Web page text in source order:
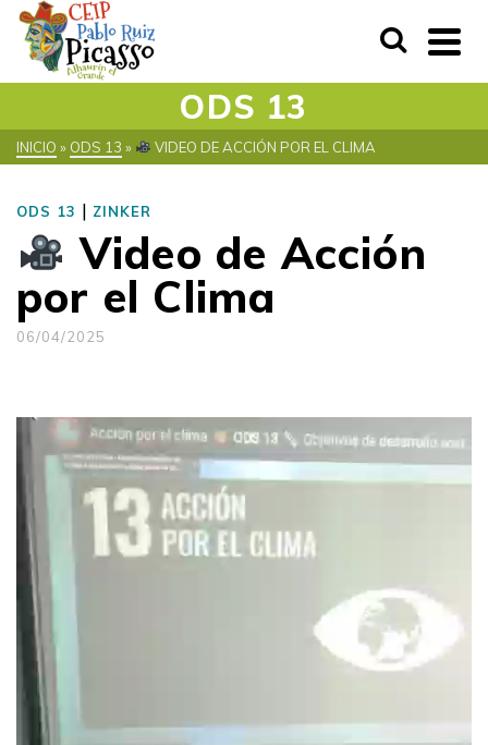
ODS 13
INICIO » ODS 13 » VIDEO DE ACCIÓN POR EL CLIMA
ODS 13 | ZINKER
Video de Acción
por el Clima
06/04/2025
Reproductor
vídeo